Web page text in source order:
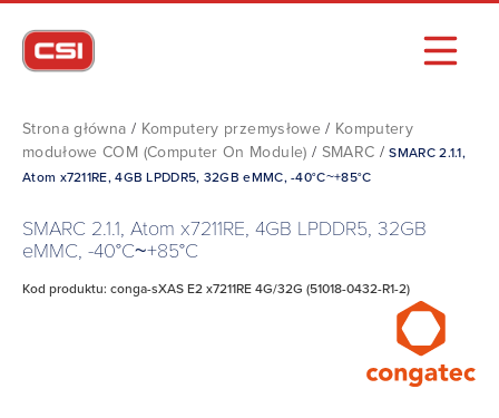
Strona główna / Komputery przemysłowe / Komputery
modułowe COM (Computer On Module) / SMARC /SMARC 2.1.1,
Atom x7211RE, 4GB LPDDR5, 32GB eMMC, -40°C~+85°C
SMARC 2.1.1, Atom x7211RE, 4GB LPDDR5, 32GB
eMMC, -40°C~+85°C
Kod produktu: conga-sXAS E2 x7211RE 4G/32G (51018-0432-R1-2)